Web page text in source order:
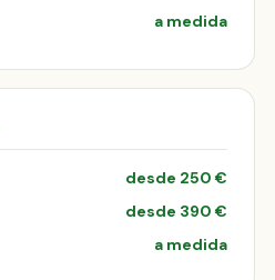
a medida
desde 250 €
desde 390 €
a medida